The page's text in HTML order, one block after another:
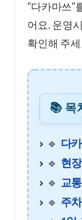
📚 목차
교통 정
주차 정
1일 코
2일 코
"다카마쓰"
어요. 운영
확인해 주
📚 목
🔹 다
🔹 현
🔹 교
🔹 주